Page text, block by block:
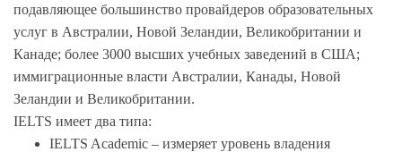
подавляющее большинство провайдеров образовательных
услуг в Австралии, Новой Зеландии, Великобритании и
Канаде; более 3000 высших учебных заведений в США;
иммиграционные власти Австралии, Канады, Новой
Зеландии и Великобритании.
IELTS имеет два типа:
IELTS Academic – измеряет уровень владения